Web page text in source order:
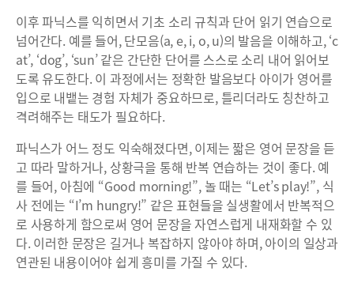
이후 파닉스를 익히면서 기초 소리 규칙과 단어 읽기 연습으로
넘어간다. 예를 들어, 단모음(a, e, i, o, u)의 발음을 이해하고, ‘c
at’, ‘dog’, ‘sun’ 같은 간단한 단어를 스스로 소리 내어 읽어보
도록 유도한다. 이 과정에서는 정확한 발음보다 아이가 영어를
입으로 내뱉는 경험 자체가 중요하므로, 틀리더라도 칭찬하고
격려해주는 태도가 필요하다.
파닉스가 어느 정도 익숙해졌다면, 이제는 짧은 영어 문장을 듣
고 따라 말하거나, 상황극을 통해 반복 연습하는 것이 좋다. 예
를 들어, 아침에 “Good morning!”, 놀 때는 “Let’s play!”, 식
사 전에는 “I’m hungry!” 같은 표현들을 실생활에서 반복적으
로 사용하게 함으로써 영어 문장을 자연스럽게 내재화할 수 있
다. 이러한 문장은 길거나 복잡하지 않아야 하며, 아이의 일상과
연관된 내용이어야 쉽게 흥미를 가질 수 있다.